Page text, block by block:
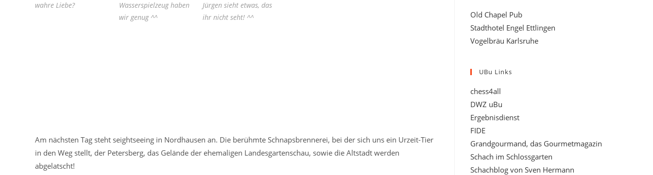
wahre Liebe?
Wasserspielzeug haben
wir genug ^^
Jürgen sieht etwas, das
ihr nicht seht! ^^
Am nächsten Tag steht seightseeing in Nordhausen an. Die berühmte Schnapsbrennerei, bei der sich uns ein Urzeit-Tier
in den Weg stellt, der Petersberg, das Gelände der ehemaligen Landesgartenschau, sowie die Altstadt werden
abgelatscht!
Old Chapel Pub
Stadthotel Engel Ettlingen
Vogelbräu Karlsruhe
UBu Links
chess4all
DWZ uBu
Ergebnisdienst
FIDE
Grandgourmand, das Gourmetmagazin
Schach im Schlossgarten
Schachblog von Sven Hermann